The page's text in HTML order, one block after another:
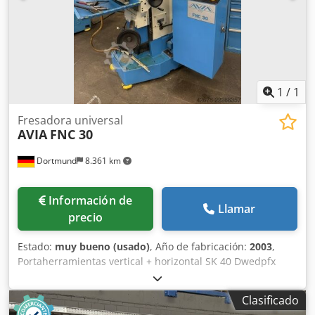
motor del eje Z: 6,2 Nm- Motor de la bomba de
refrigerante: 0,2 kW- Accesorios y equipamiento incluidos:
incluye un amplio juego de herramientas almacenadas en
un soporte azul de varios niveles, un tornillo de banco,
una cubierta protectora contra virutas y salpicaduras, un
sistema de refrigeración y un manual de instrucciones.
Technical Specification Taper Size SK 40
1 / 1
Dortmund 8.361 km
Fresadora universal
AVIA FNC 30
Información de
precio
Llamar
Estado: muy bueno (usado), Año de fabricación: 2003,
Portaherramientas vertical + horizontal SK 40 Dwedpfx
Aoziutzechea Tamaño de la mesa (largo x ancho) 710 x 315
mm Rango de velocidad del husillo vertical 63 – 2500 rpm
Rango de velocidad del husillo horizontal 45 – 1800 rpm
Clasificado